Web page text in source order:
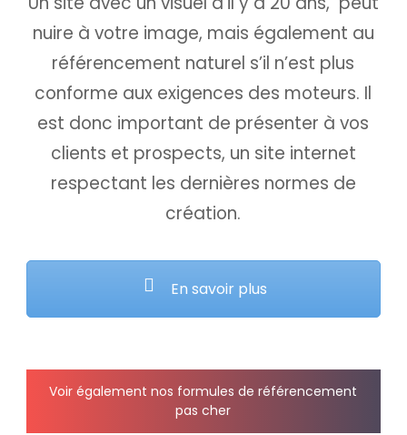
nuire à votre image, mais également au
référencement naturel s’il n’est plus
conforme aux exigences des moteurs. Il
est donc important de présenter à vos
clients et prospects, un site internet
respectant les dernières normes de
création.
En savoir plus
Voir également nos formules de référencement
pas cher